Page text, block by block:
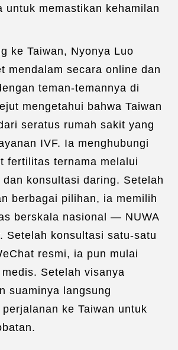
untuk memastikan kehamilan
ke Taiwan, Nyonya Luo
mendalam secara online dan
teman-temannya di
mengetahui bahwa Taiwan
seratus rumah sakit yang
IVF. Ia menghubungi
fertilitas ternama melalui
konsultasi daring. Setelah
berbagai pilihan, ia memilih
berskala nasional — NUWA
Setelah konsultasi satu-satu
resmi, ia pun mulai
Setelah visanya
suaminya langsung
ke Taiwan untuk